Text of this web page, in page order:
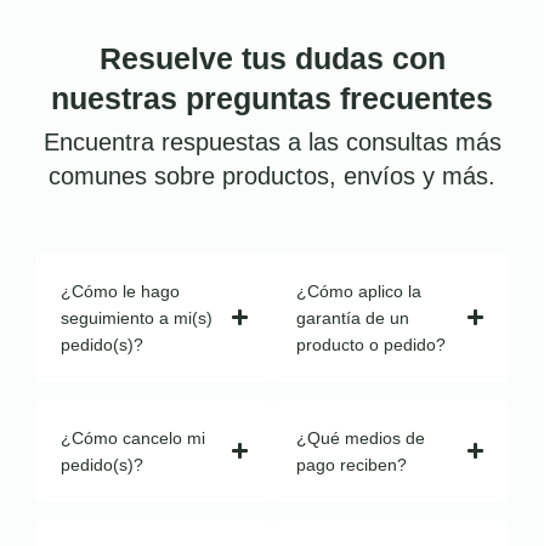
Resuelve tus dudas con
nuestras preguntas frecuentes
Encuentra respuestas a las consultas más
comunes sobre productos, envíos y más.
¿Cómo le hago
seguimiento a mi(s)
pedido(s)?
¿Cómo cancelo mi
pedido(s)?
¿Cómo aplico la
garantía de un
producto o pedido?
¿Qué medios de
pago reciben?